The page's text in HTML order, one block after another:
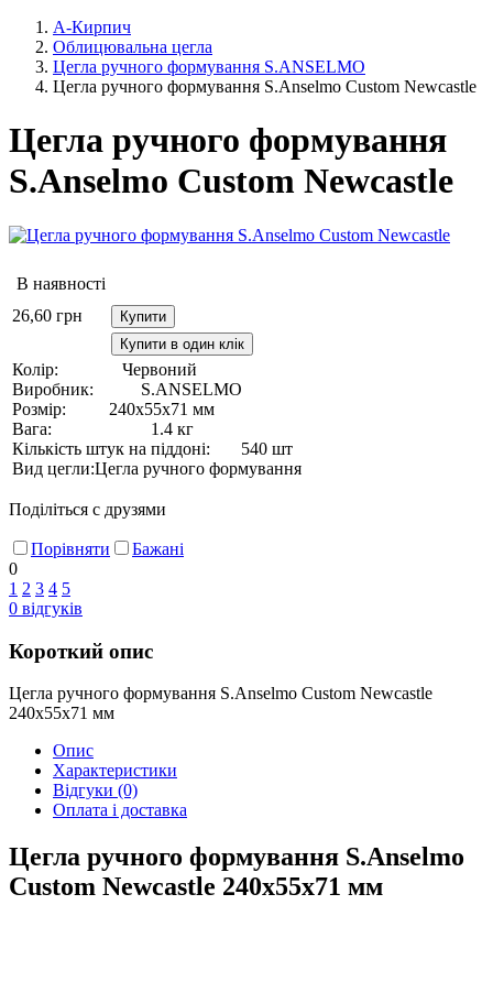
А-Кирпич
Облицювальна цегла
Цегла ручного формування S.ANSELMO
Цегла ручного формування S.Anselmo Custom Newcastle
Цегла ручного формування
S.Anselmo Custom Newcastle
В наявності
26,60 грн
Купити
Купити в один клік
Колір:
Червоний
Виробник:
S.ANSELMO
Розмір:
240х55х71 мм
Вага:
1.4 кг
Кількість штук на піддоні:
540 шт
Вид цегли:Цегла ручного формування
Поділіться с друзями
Порівняти
Бажані
0
1 2 3 4 5
0 відгуків
Короткий опис
Цегла ручного формування S.Anselmo Custom Newcastle
240х55х71 мм
Опис
Характеристики
Відгуки (0)
Оплата і доставка
Цегла ручного формування S.Anselmo
Custom Newcastle 240х55х71 мм